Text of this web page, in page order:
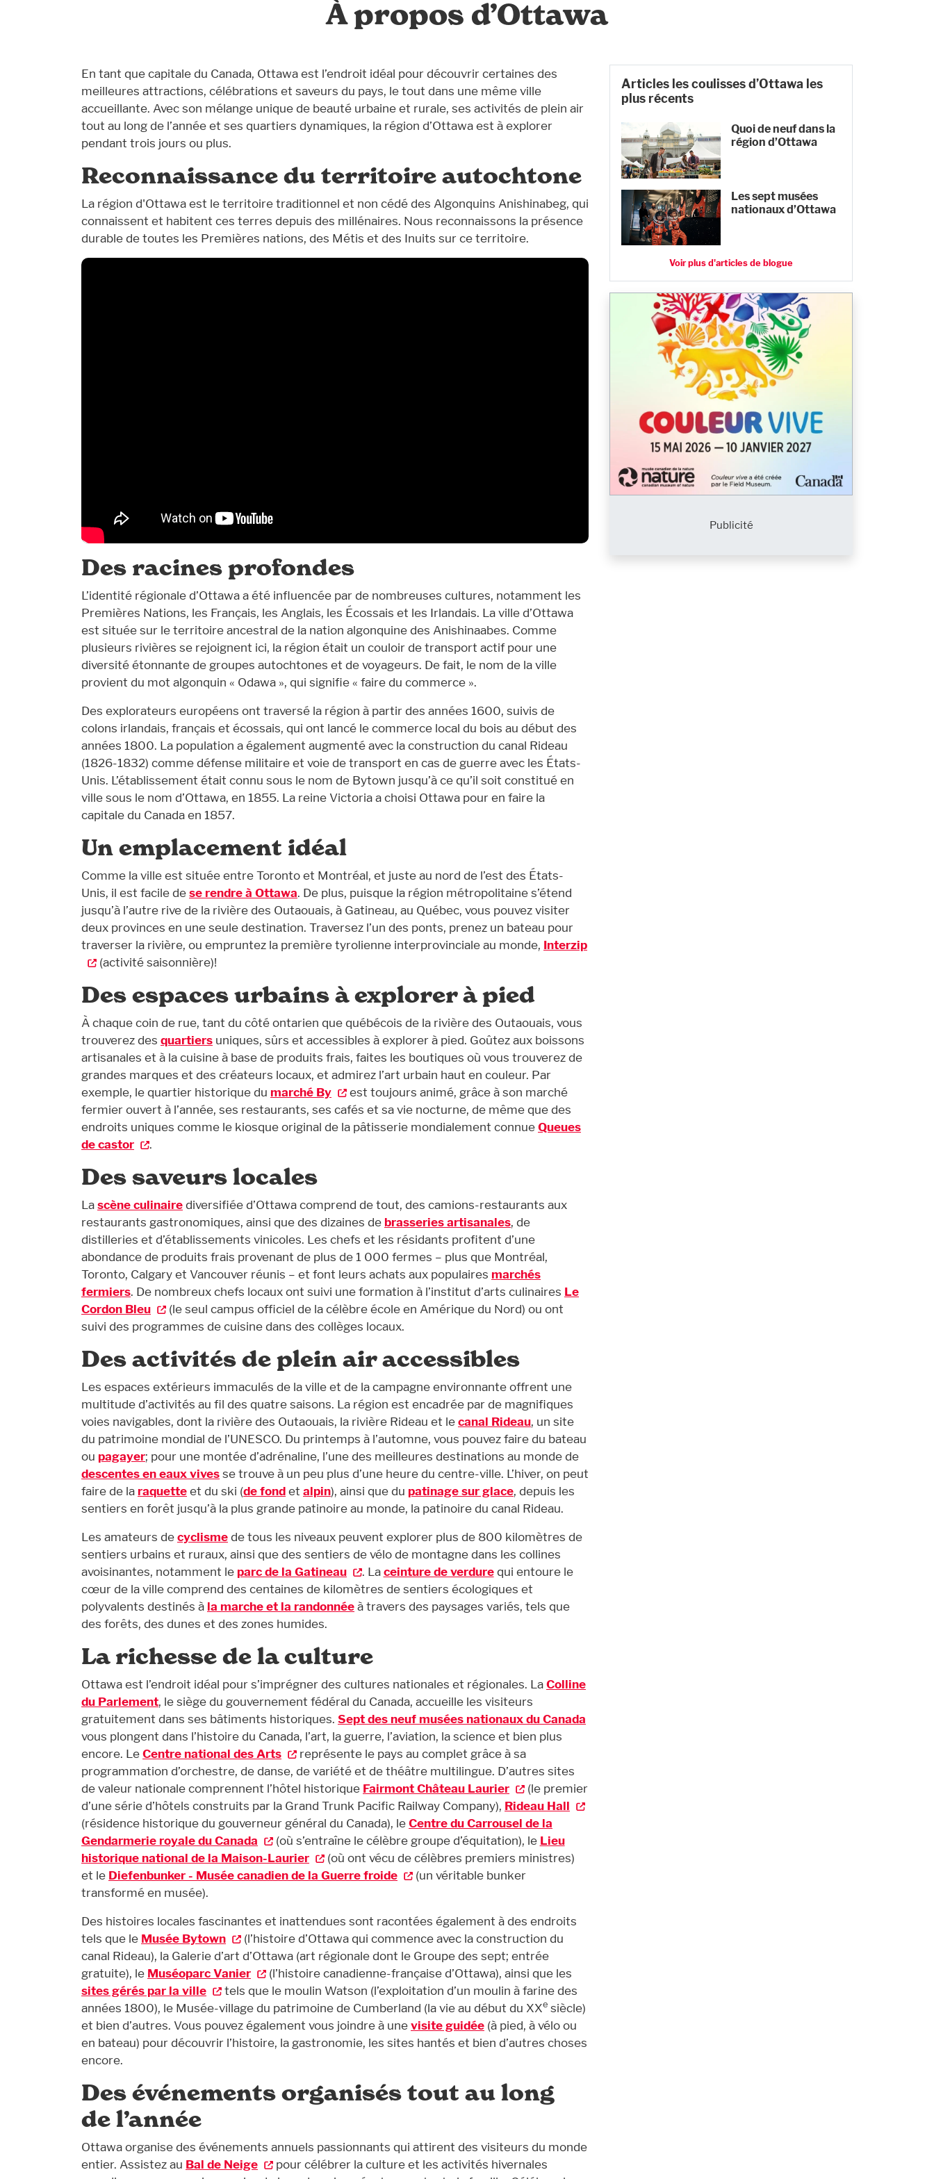
À propos d’Ottawa
En tant que capitale du Canada, Ottawa est l’endroit idéal pour découvrir certaines des
meilleures attractions, célébrations et saveurs du pays, le tout dans une même ville
accueillante. Avec son mélange unique de beauté urbaine et rurale, ses activités de plein air
tout au long de l’année et ses quartiers dynamiques, la région d’Ottawa est à explorer
pendant trois jours ou plus.
Reconnaissance du territoire autochtone
La région d'Ottawa est le territoire traditionnel et non cédé des Algonquins Anishinabeg, qui
connaissent et habitent ces terres depuis des millénaires. Nous reconnaissons la présence
durable de toutes les Premières nations, des Métis et des Inuits sur ce territoire.
Des racines profondes
L’identité régionale d’Ottawa a été influencée par de nombreuses cultures, notamment les
Premières Nations, les Français, les Anglais, les Écossais et les Irlandais. La ville d’Ottawa
est située sur le territoire ancestral de la nation algonquine des Anishinaabes. Comme
plusieurs rivières se rejoignent ici, la région était un couloir de transport actif pour une
diversité étonnante de groupes autochtones et de voyageurs. De fait, le nom de la ville
provient du mot algonquin « Odawa », qui signifie « faire du commerce ».
Des explorateurs européens ont traversé la région à partir des années 1600, suivis de
colons irlandais, français et écossais, qui ont lancé le commerce local du bois au début des
années 1800. La population a également augmenté avec la construction du canal Rideau
(1826-1832) comme défense militaire et voie de transport en cas de guerre avec les États-
Unis. L’établissement était connu sous le nom de Bytown jusqu’à ce qu’il soit constitué en
ville sous le nom d’Ottawa, en 1855. La reine Victoria a choisi Ottawa pour en faire la
capitale du Canada en 1857.
Un emplacement idéal
Comme la ville est située entre Toronto et Montréal, et juste au nord de l’est des États-
Unis, il est facile dese rendre à Ottawa. De plus, puisque la région métropolitaine s’étend
jusqu’à l’autre rive de la rivière des Outaouais, à Gatineau, au Québec, vous pouvez visiter
deux provinces en une seule destination. Traversez l’un des ponts, prenez un bateau pour
traverser la rivière, ou empruntez la première tyrolienne interprovinciale au monde, Interzip
(activité saisonnière)!
Des espaces urbains à explorer à pied
À chaque coin de rue, tant du côté ontarien que québécois de la rivière des Outaouais, vous
trouverez des quartiers uniques, sûrs et accessibles à explorer à pied. Goûtez aux boissons
artisanales et à la cuisine à base de produits frais, faites les boutiques où vous trouverez de
grandes marques et des créateurs locaux, et admirez l’art urbain haut en couleur. Par
exemple, le quartier historique du marché By
est toujours animé, grâce à son marché
fermier ouvert à l’année, ses restaurants, ses cafés et sa vie nocturne, de même que des
endroits uniques comme le kiosque original de la pâtisserie mondialement connueQueues
de castor
.
Des saveurs locales
Lascène culinairediversifiée d’Ottawa comprend de tout, des camions-restaurants aux
restaurants gastronomiques, ainsi que des dizaines de brasseries artisanales, de
distilleries et d’établissements vinicoles. Les chefs et les résidants profitent d’une
abondance de produits frais provenant de plus de 1 000 fermes – plus que Montréal,
Toronto, Calgary et Vancouver réunis – et font leurs achats aux populaires marchés
fermiers. De nombreux chefs locaux ont suivi une formation à l’institut d’arts culinaires Le
Cordon Bleu
(le seul campus officiel de la célèbre école en Amérique du Nord) ou ont
suivi des programmes de cuisine dans des collèges locaux.
Des activités de plein air accessibles
Les espaces extérieurs immaculés de la ville et de la campagne environnante offrent une
multitude d’activités au fil des quatre saisons. La région est encadrée par de magnifiques
voies navigables, dont la rivière des Outaouais, la rivière Rideau et lecanal Rideau, un site
du patrimoine mondial de l’UNESCO. Du printemps à l’automne, vous pouvez faire du bateau
ou pagayer; pour une montée d’adrénaline, l’une des meilleures destinations au monde de
descentes en eaux vivesse trouve à un peu plus d’une heure du centre-ville. L’hiver, on peut
faire de la raquetteet du ski (de fondet alpin), ainsi que du patinage sur glace, depuis les
sentiers en forêt jusqu’à la plus grande patinoire au monde, la patinoire du canal Rideau.
Les amateurs decyclismede tous les niveaux peuvent explorer plus de 800 kilomètres de
sentiers urbains et ruraux, ainsi que des sentiers de vélo de montagne dans les collines
avoisinantes, notamment le parc de la Gatineau . Laceinture de verdurequi entoure le
cœur de la ville comprend des centaines de kilomètres de sentiers écologiques et
polyvalents destinés à la marche et la randonnéeà travers des paysages variés, tels que
des forêts, des dunes et des zones humides.
La richesse de la culture
Ottawa est l’endroit idéal pour s’imprégner des cultures nationales et régionales. LaColline
du Parlement, le siège du gouvernement fédéral du Canada, accueille les visiteurs
gratuitement dans ses bâtiments historiques. Sept des neuf musées nationaux du Canada
vous plongent dans l’histoire du Canada, l’art, la guerre, l’aviation, la science et bien plus
encore. LeCentre national des Arts
représente le pays au complet grâce à sa
programmation d’orchestre, de danse, de variété et de théâtre multilingue. D’autres sites
de valeur nationale comprennent l’hôtel historique Fairmont Château Laurier
(le premier
d’une série d’hôtels construits par la Grand Trunk Pacific Railway Company), Rideau Hall
(résidence historique du gouverneur général du Canada), leCentre du Carrousel de la
Gendarmerie royale du Canada
(où s’entraîne le célèbre groupe d’équitation), le Lieu
historique national de la Maison-Laurier
(où ont vécu de célèbres premiers ministres)
et le Diefenbunker - Musée canadien de la Guerre froide
(un véritable bunker
transformé en musée).
Des histoires locales fascinantes et inattendues sont racontées également à des endroits
tels que le Musée Bytown
(l’histoire d’Ottawa qui commence avec la construction du
canal Rideau), la Galerie d’art d’Ottawa (art régionale dont le Groupe des sept; entrée
gratuite), le Muséoparc Vanier
(l’histoire canadienne-française d’Ottawa), ainsi que les
sites gérés par la ville
tels que le moulin Watson (l’exploitation d’un moulin à farine des
années 1800), le Musée-village du patrimoine de Cumberland (la vie au début du XXe siècle)
et bien d’autres. Vous pouvez également vous joindre à unevisite guidée (à pied, à vélo ou
en bateau) pour découvrir l’histoire, la gastronomie, les sites hantés et bien d’autres choses
encore.
Des événements organisés tout au long
de l’année
Ottawa organise des événements annuels passionnants qui attirent des visiteurs du monde
entier. Assistez au Bal de Neige
pour célébrer la culture et les activités hivernales
Articles les coulisses d’Ottawa les
plus récents
Quoi de neuf dans la
région d’Ottawa
Les sept musées
nationaux d’Ottawa
Voir plus d'articles de blogue
Publicité